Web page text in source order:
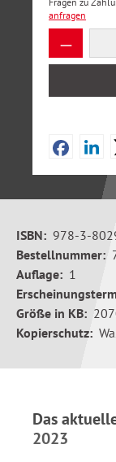
anfragen
ISBN: 978-3-
Bestellnummer:
Auflage: 1
Größe in KB:
Kopierschutz:
Das
2023